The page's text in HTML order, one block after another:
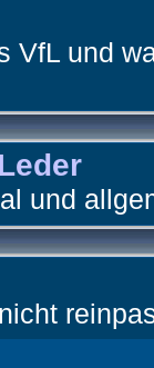
VfL und
und